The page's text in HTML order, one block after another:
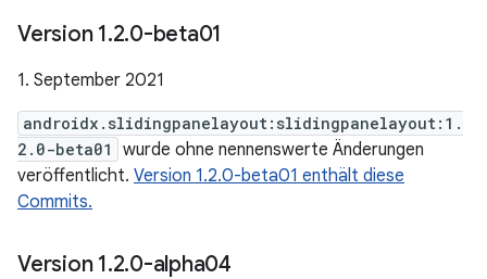
Version 1.2.0-beta01
1. September 2021
androidx.slidingpanelayout:slidingpanelayout:1.
2.0-beta01
wurde ohne nennenswerte Änderungen
veröffentlicht. Version 1.2.0-beta01 enthält diese
Commits.
Version 1.2.0-alpha04